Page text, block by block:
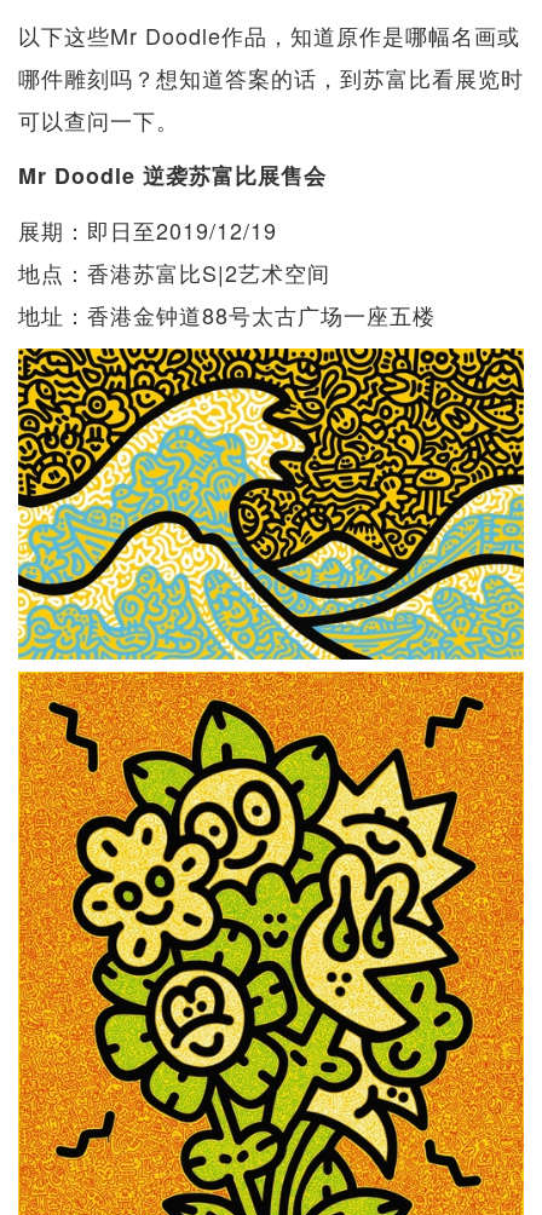
以下这些Mr Doodle作品，知道原作是哪幅名画或
哪件雕刻吗？想知道答案的话，到苏富比看展览时
可以查问一下。
Mr Doodle 逆袭苏富比展售会
展期：即日至2019/12/19
地点：香港苏富比S|2艺术空间
地址：香港金钟道88号太古广场一座五楼